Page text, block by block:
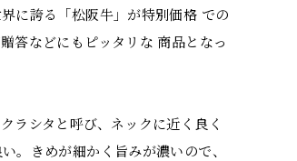
に誇る「松阪牛」が特別価格 での
答などにもピッタリな 商品となっ
ラシタと呼び、ネックに近く良く
。きめが細かく旨みが濃いので、